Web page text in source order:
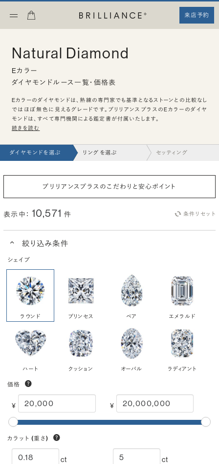
来店予約
Natural Diamond
Eカラー
ダイヤモンドルース一覧・価格表
Eカラーのダイヤモンドは、熟練の専門家でも基準となるストーンとの比較なし
ではほぼ無色に見えるグレードです。ブリリアンスプラスのEカラーのダイヤ
モンドは、すべて専門機関による鑑定書が付属いたします。
続きを読む
ダイヤモンドを選ぶ リングを選ぶ セッティング
ブリリアンスプラスのこだわりと安心ポイント
表示中： 10,571 件 条件リセット
絞り込み条件
シェイプ
ラウンド プリンセス ペア エメラルド
ハート クッション オーバル ラディアント
価格
¥ ¥
カラット (重さ)
ct ct